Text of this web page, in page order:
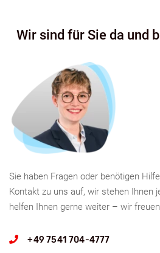
Wir sind für Sie da und
Sie haben Fragen oder benötigen
Kontakt zu uns auf, wir stehen Ihnen
helfen Ihnen gerne weiter – wir
+49 7541 704-4777